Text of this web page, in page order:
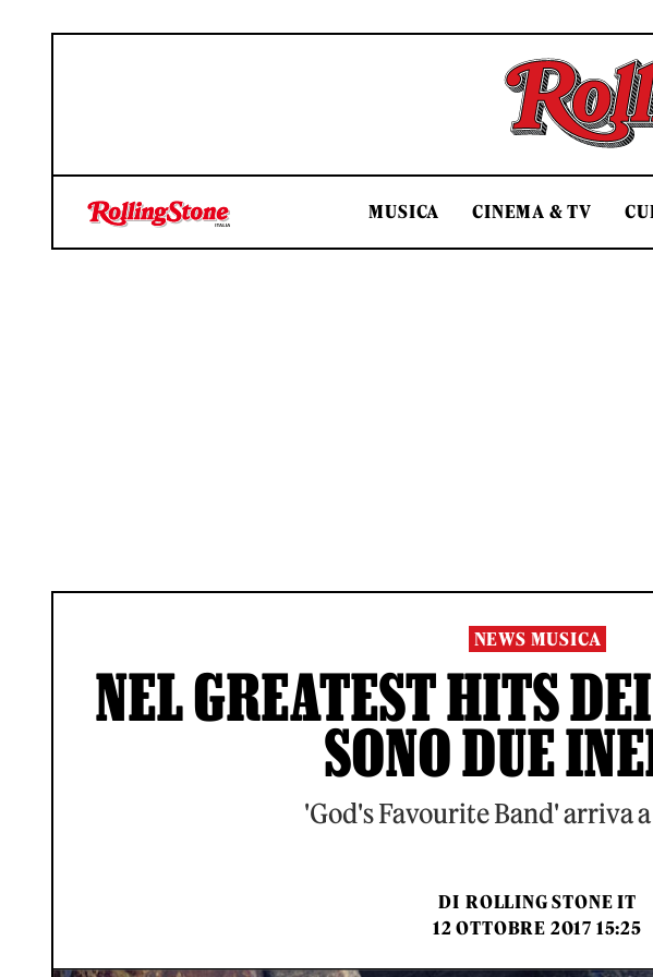
MUSICA CINEMA & TV
NEWS MUSICA
NEL GREATEST HITS
SONO DUE
'God's Favourite Band' arriva
DI ROLLING STONE IT
12 OTTOBRE 2017 15:25